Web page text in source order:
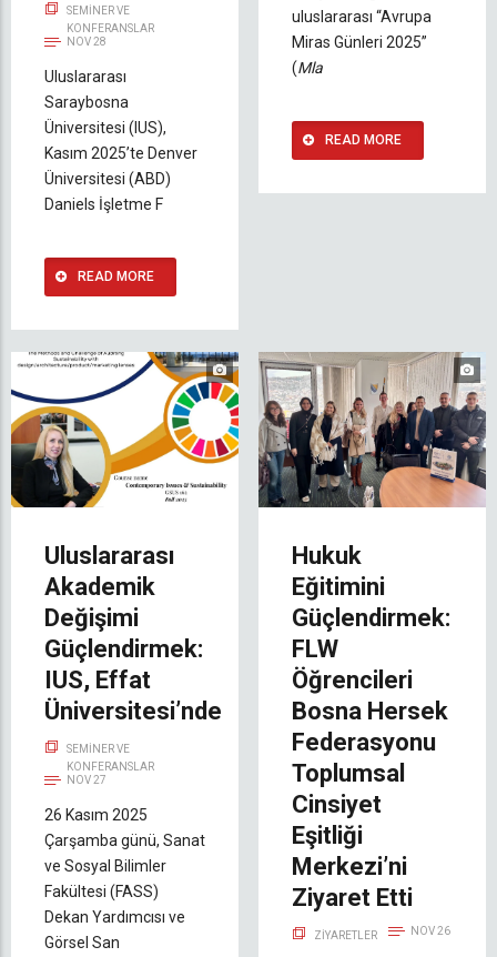
SEMINER VE
KONFERANSLAR
NOV 28
Uluslararası
Saraybosna
Üniversitesi (IUS),
Kasım 2025’te Denver
Üniversitesi (ABD)
Daniels İşletme F
READ MORE
uluslararası “Avrupa
Miras Günleri 2025”
(Mla
READ MORE
Uluslararası
Akademik
Değişimi
Güçlendirmek:
IUS, Effat
Üniversitesi’nde
SEMINER VE
KONFERANSLAR
NOV 27
26 Kasım 2025
Çarşamba günü, Sanat
ve Sosyal Bilimler
Fakültesi (FASS)
Dekan Yardımcısı ve
Görsel San
Hukuk
Eğitimini
Güçlendirmek:
FLW
Öğrencileri
Bosna Hersek
Federasyonu
Toplumsal
Cinsiyet
Eşitliği
Merkezi’ni
Ziyaret Etti
ZIYARETLER NOV 26